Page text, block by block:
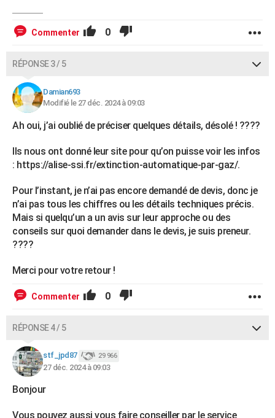
Commenter 0
RÉPONSE 3 / 5
Damian693
Modifié le 27 déc. 2024 à 09:03
Ah oui, j’ai oublié de préciser quelques détails, désolé ! ????
Ils nous ont donné leur site pour qu’on puisse voir les infos
: https://alise-ssi.fr/extinction-automatique-par-gaz/.
Pour l’instant, je n’ai pas encore demandé de devis, donc je
n’ai pas tous les chiffres ou les détails techniques précis.
Mais si quelqu’un a un avis sur leur approche ou des
conseils sur quoi demander dans le devis, je suis preneur.
????
Merci pour votre retour !
Commenter 0
RÉPONSE 4 / 5
stf_jpd87 29 966
27 déc. 2024 à 09:03
Bonjour
Vous pouvez aussi vous faire conseiller par le service